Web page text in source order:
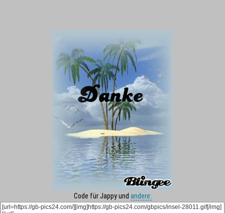
Code für Jappy und andere: